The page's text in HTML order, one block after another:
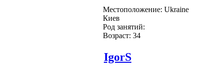
Местоположение: Ukraine
Киев
Род занятий:
Возраст: 34
IgorS